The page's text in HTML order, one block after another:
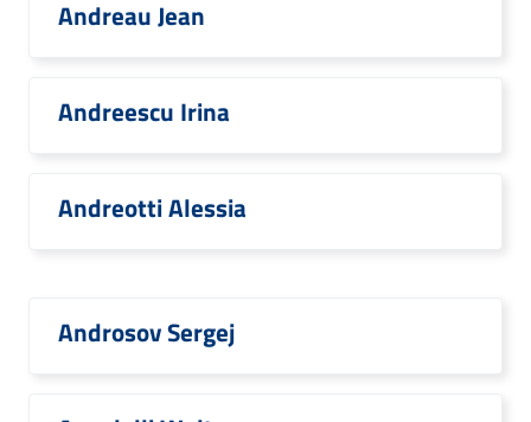
Andreau Jean
Andreescu Irina
Andreotti Alessia
Androsov Sergej